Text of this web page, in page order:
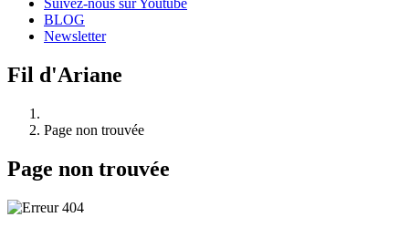
Suivez-nous sur Youtube
BLOG
Newsletter
Fil d'Ariane
Page non trouvée
Page non trouvée